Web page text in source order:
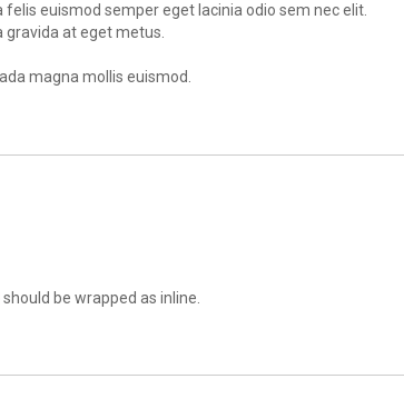
euismod semper eget lacinia odio sem nec elit.
gravida at eget metus.
magna mollis euismod.
should be wrapped as inline.